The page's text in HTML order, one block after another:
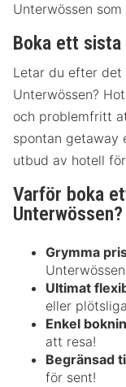
Unterwössen
Boka ett sista
Letar du efter det
Unterwössen?
och problemfritt
spontan getaway
utbud av hotell
Varför boka
Unterwössen?
Grymma
Ultimat
eller
Enkel
att resa!
Begränsad
för sent!